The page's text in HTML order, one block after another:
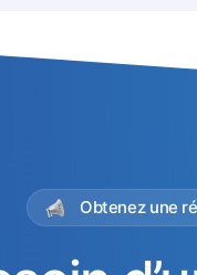
Obtenez une